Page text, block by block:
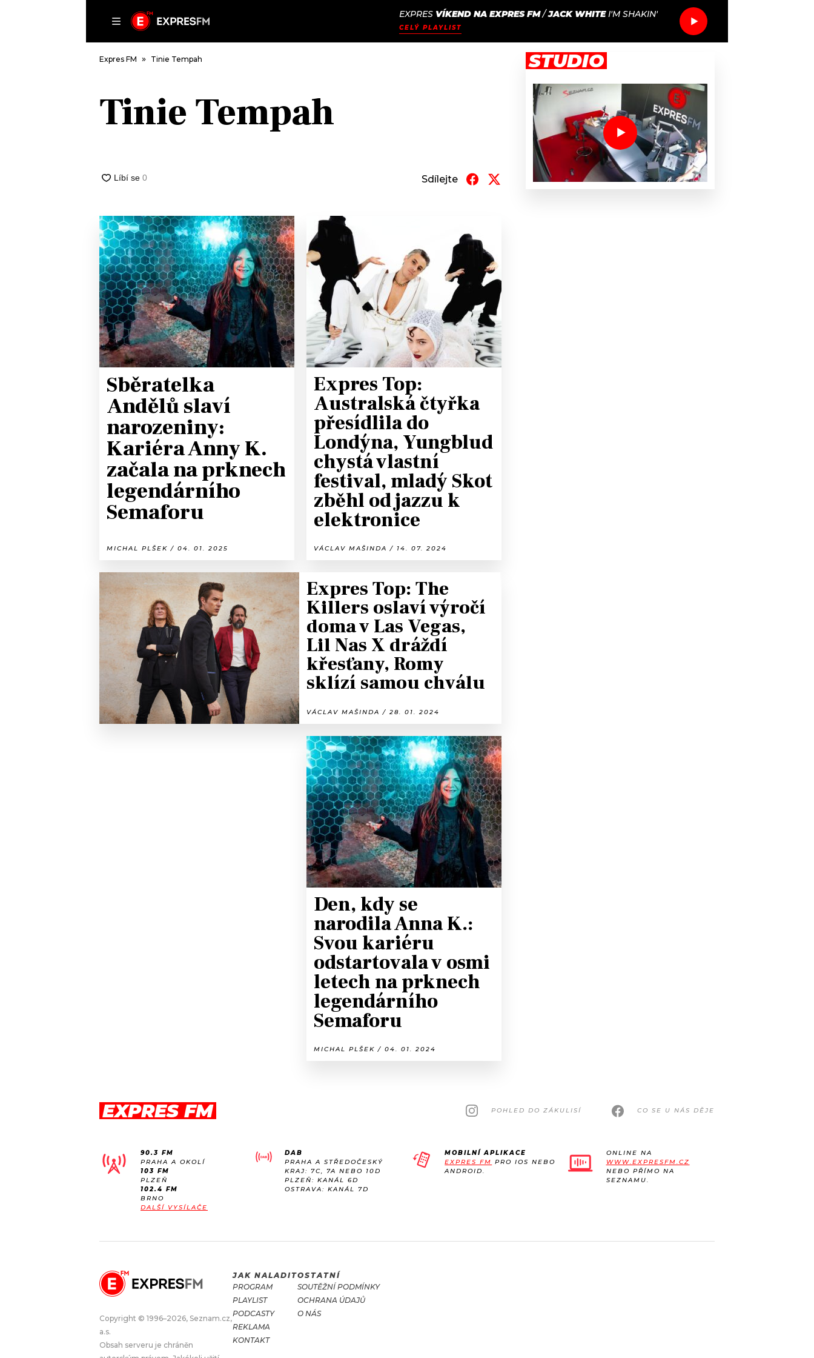
SEZNAM.CZ
EXPRES VÍKEND NA EXPRES FM/JACK WHITE I'M SHAKIN'
CELÝ PLAYLIST
DOMŮ
HUDBA
KALENDÁŘ
KVÍZY
MIX
OSTATNÍ
PODCASTY
JAK NALADIT
RÁDIO
APLIKACE
PROGRAM
PLAYLIST
JAK NALADIT
SOUTĚŽE
Expres FM Tinie Tempah
Tinie Tempah
Sdílejte
Sběratelka
Andělů slaví
narozeniny:
Kariéra Anny K.
začala na prknech
legendárního
Semaforu
MICHAL PLŠEK / 04. 01. 2025
Expres Top:
Australská čtyřka
přesídlila do
Londýna, Yungblud
chystá vlastní
festival, mladý Skot
zběhl od jazzu k
elektronice
VÁCLAV MAŠINDA / 14. 07. 2024
Expres Top: The
Killers oslaví výročí
doma v Las Vegas,
Lil Nas X dráždí
křesťany, Romy
sklízí samou chválu
VÁCLAV MAŠINDA / 28. 01. 2024
Den, kdy se
narodila Anna K.:
Svou kariéru
odstartovala v osmi
letech na prknech
legendárního
Semaforu
MICHAL PLŠEK / 04. 01. 2024
STUDIO
EXPRES FM POHLED DO ZÁKULISÍ CO SE U NÁS DĚJE
90.3 FM
PRAHA A OKOLÍ
103 FM
PLZEŇ
102.4 FM
BRNO
DALŠÍ VYSÍLAČE
DAB
PRAHA A STŘEDOČESKÝ
KRAJ: 7C, 7A NEBO 10D
PLZEŇ: KANÁL 6D
OSTRAVA: KANÁL 7D
MOBILNÍ APLIKACE
EXPRES FM PRO IOS NEBO
ANDROID.
ONLINE NA
WWW.EXPRESFM.CZ
NEBO PŘÍMO NA
SEZNAMU.
Copyright © 1996–2026, Seznam.cz,
a.s.
Obsah serveru je chráněn
JAK NALADIT
PROGRAM
PLAYLIST
PODCASTY
REKLAMA
KONTAKT
OSTATNÍ
SOUTĚŽNÍ PODMÍNKY
OCHRANA ÚDAJŮ
O NÁS